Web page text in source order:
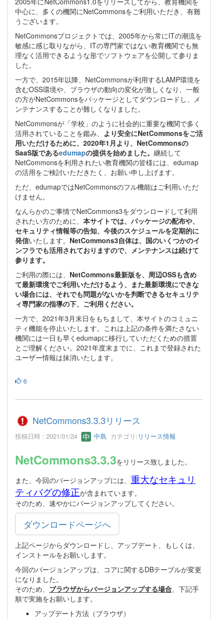
中心に、多くの機関にNetCommonsをご利用いただき、有難
うございます。
NetCommonsプロジェクトでは、2005年から常にITの潮流を
敏感に感じ取りながら、ITの専門家ではない教育機関でも無
理なく活用できるような形でソフトウェアを公開して参りま
した。
一方で、2015年以降、NetCommonsが利用するLAMP環境を
含むOSS環境や、ブラウザの動向の変化が激しくなり、一般
の方がNetCommonsをパッケージとしてダウンロードし、メ
ンテナンスすることが難しくなりました。
NetCommonsが「学校」のように社会的に重要な機関で多く
活用されていることを鑑み、 より安全にNetCommonsをご活
用いただけるために、2020年1月より、NetCommonsの
SaaS版であるedumapの提供を始めました。 継続して
NetCommonsを利用されたい教育機関の皆様には、edumap
の活用をご検討いただきたく、お願い申し上げます。
ただ、edumapではNetCommonsのフル機能はご利用いただ
けません。
なんらかのご事情でNetCommons3をダウンロードして利用
されたい方のために、 本サイトでは、パッケージの配布や、
セキュリティ情報等の告知、今後のスケジュールを定期的に
発信いたします。 NetCommons3自体は、国のいくつかのイ
ンフラでも活用されておりますので、メンテナンスは続けて
参ります。
ご利用の際には、 NetCommons最新版を、周辺OSSも含め
て最新環境でご利用いただけるよう、また最新環境にできな
い場合には、それでも問題がないかを判断できるセキュリテ
ィ専門家の指導の下、ご利用ください。
一方で、2021年3月末日をもちまして、本サイトのコミュニ
ティ機能を停止いたします。これは上記の条件を満たさない
機関には一日も早くedumapに移行していただくための措置
とご理解ください。2021年度末までに、これまで登録された
ユーザー情報は抹消いたします。
6
NetCommons3.3.3リリース
投稿日時 : 2021/01/24 中島 カテゴリ: リリース情報
NetCommons3.3.3をリリース致しました。
また、今回のバージョンアップには、 重大なセキュリ
ティバグの修正が含まれています。
そのため、速やかにバージョンアップしてください。
ダウンロードページへ
上記ページからダウンロードし、アップデート、もしくは、
インストールをお願いします。
今回のバージョンアップは、コアに関するDBテーブルが変更
になりました。
そのため、 ブラウザからバージョンアップする場合、下記手
順で実施をお願いします。
アップデート方法（ブラウザ）